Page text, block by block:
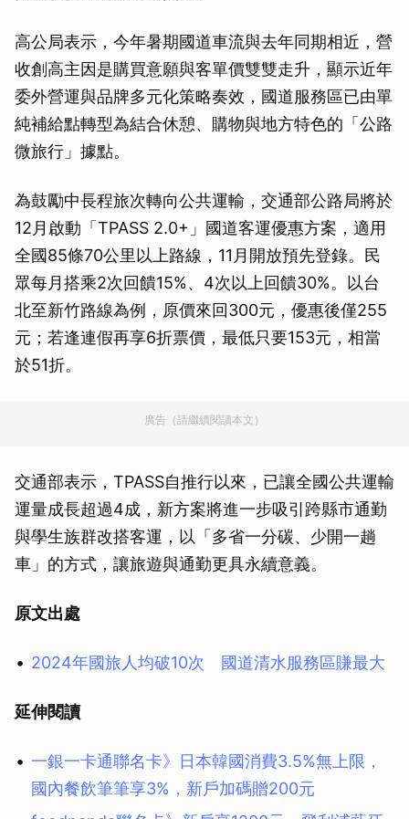
高公局表示，今年暑期國道車流與去年同期相近，營
收創高主因是購買意願與客單價雙雙走升，顯示近年
委外營運與品牌多元化策略奏效，國道服務區已由單
純補給點轉型為結合休憩、購物與地方特色的「公路
微旅行」據點。
為鼓勵中長程旅次轉向公共運輸，交通部公路局將於
12月啟動「TPASS 2.0+」國道客運優惠方案，適用
全國85條70公里以上路線，11月開放預先登錄。民
眾每月搭乘2次回饋15%、4次以上回饋30%。以台
北至新竹路線為例，原價來回300元，優惠後僅255
元；若逢連假再享6折票價，最低只要153元，相當
於51折。
廣告（請繼續閱讀本文）
交通部表示，TPASS自推行以來，已讓全國公共運輸
運量成長超過4成，新方案將進一步吸引跨縣市通勤
與學生族群改搭客運，以「多省一分碳、少開一趟
車」的方式，讓旅遊與通勤更具永續意義。
原文出處
2024年國旅人均破10次 國道清水服務區賺最大
延伸閱讀
一銀一卡通聯名卡》日本韓國消費3.5%無上限，
國內餐飲筆筆享3%，新戶加碼贈200元